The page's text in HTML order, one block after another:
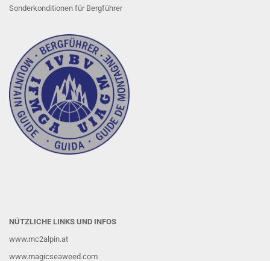
Sonderkonditionen für Bergführer
NÜTZLICHE LINKS UND INFOS
www.mc2alpin.at
www.magicseaweed.com